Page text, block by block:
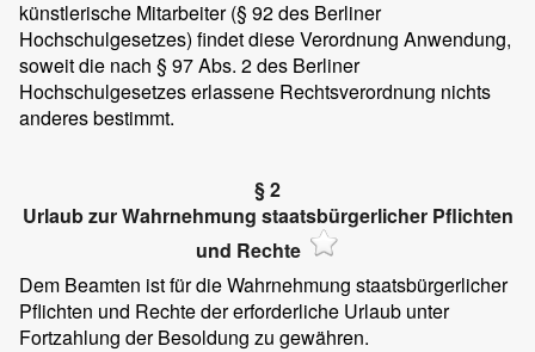
künstlerische Mitarbeiter (§ 92 des Berliner
Hochschulgesetzes) findet diese Verordnung Anwendung,
soweit die nach § 97 Abs. 2 des Berliner
Hochschulgesetzes erlassene Rechtsverordnung nichts
anderes bestimmt.
§ 2
Urlaub zur Wahrnehmung staatsbürgerlicher Pflichten
und Rechte
Dem Beamten ist für die Wahrnehmung staatsbürgerlicher
Pflichten und Rechte der erforderliche Urlaub unter
Fortzahlung der Besoldung zu gewähren.